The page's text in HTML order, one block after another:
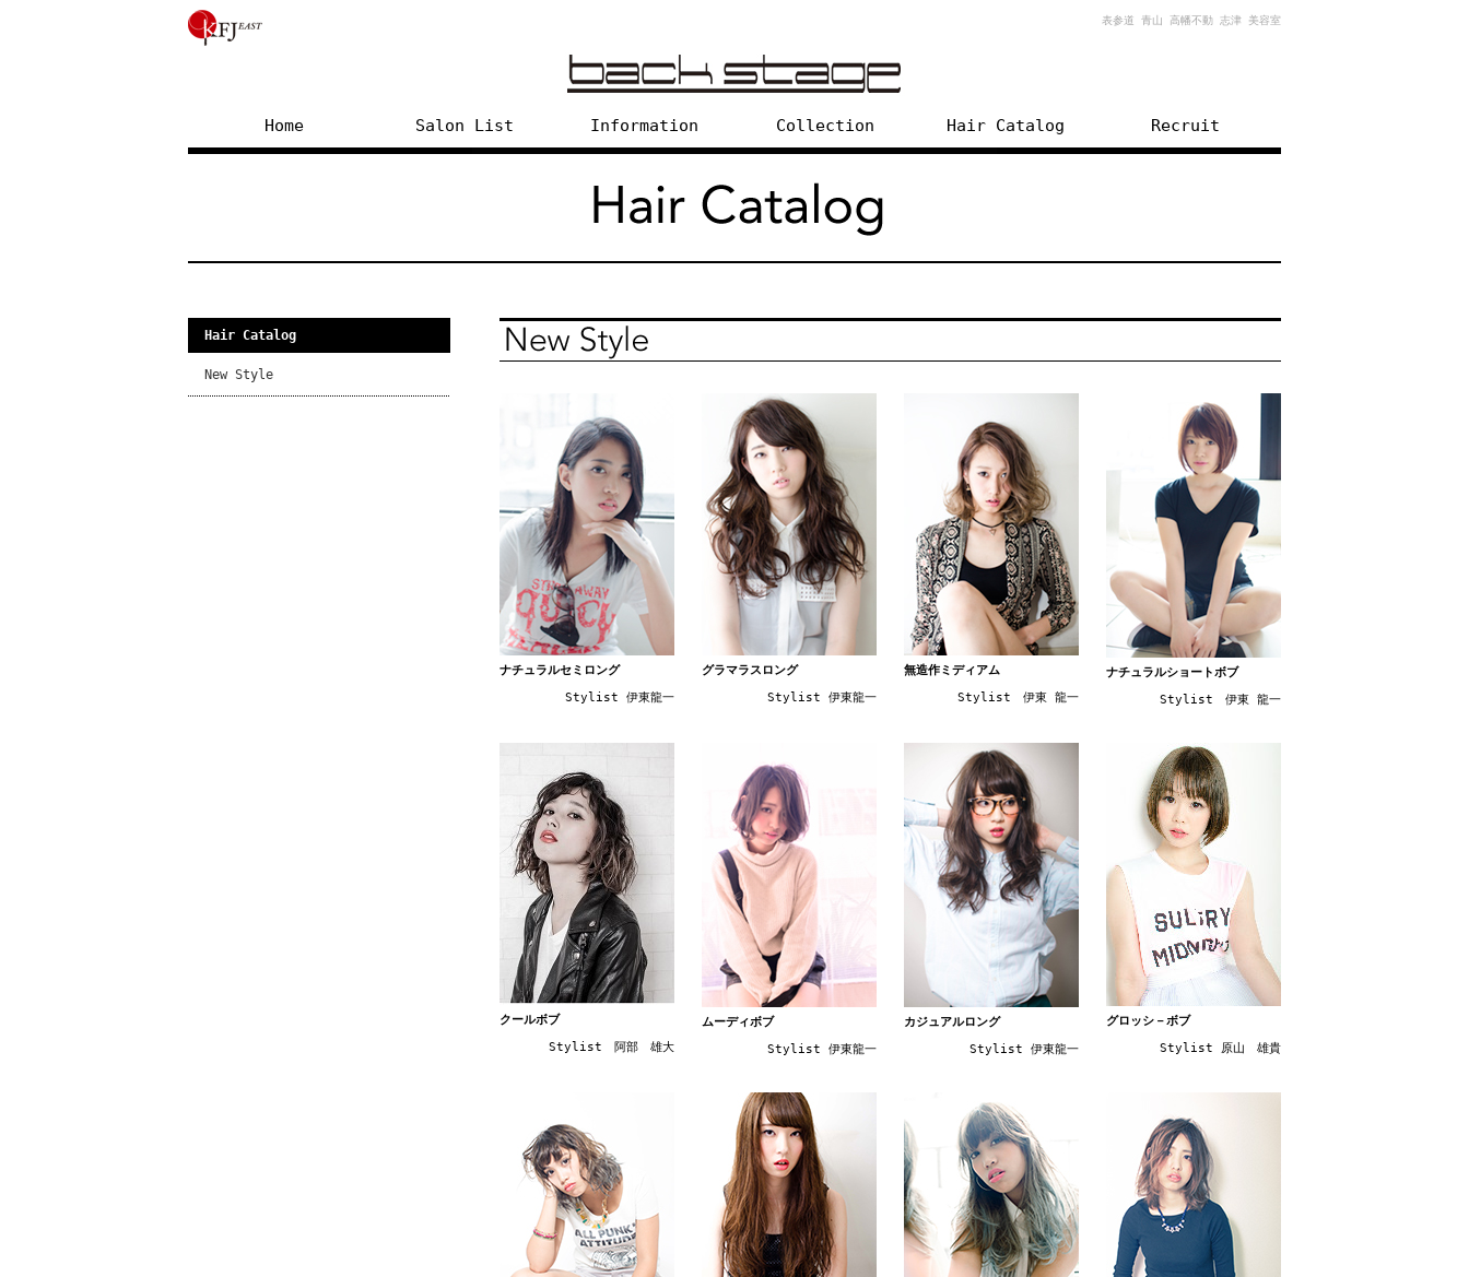
表参道 青山 高幡不動 志津 美容室
Home Salon List Information Collection Hair Catalog Recruit
Hair Catalog
New Style
ナチュラルセミロング
Stylist 伊東龍一
グラマラスロング
Stylist 伊東龍一
無造作ミディアム
Stylist 伊東 龍一
ナチュラルショートボブ
Stylist 伊東 龍一
クールボブ
Stylist 阿部 雄大
ムーディボブ
Stylist 伊東龍一
カジュアルロング
Stylist 伊東龍一
グロッシ－ボブ
Stylist 原山 雄貴